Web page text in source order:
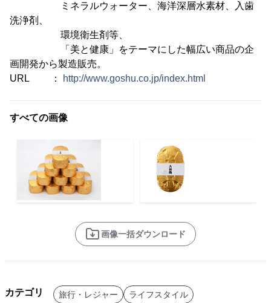
ミネラルウォーター、海洋深層水素材、入歯
洗浄剤、
環境衛生剤等、
「美と健康」をテーマにした幅広い商品の企
画開発から製造販売。
URL ：
http://www.goshu.co.jp/index.html
すべての画像
画像一括ダウンロード
カテゴリ 旅行・レジャー ライフスタイル